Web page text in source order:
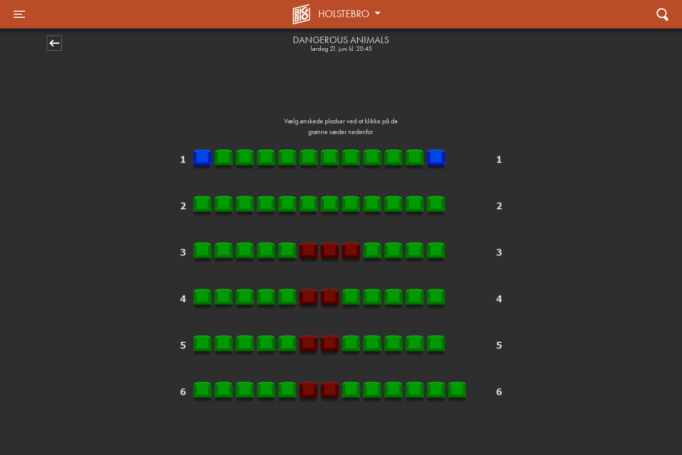
HOLSTEBRO
DANGEROUS ANIMALS
lørdag 21. juni kl. 20:45
Vælg ønskede pladser ved at klikke på de
grønne sæder nedenfor.
front03-cc 124749